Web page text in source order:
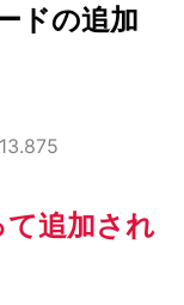
ドの追加
追加され